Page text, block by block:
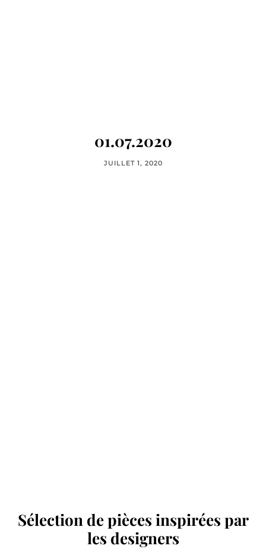
01.07.2020
JUILLET 1, 2020
Sélection de pièces inspirées par
les designers